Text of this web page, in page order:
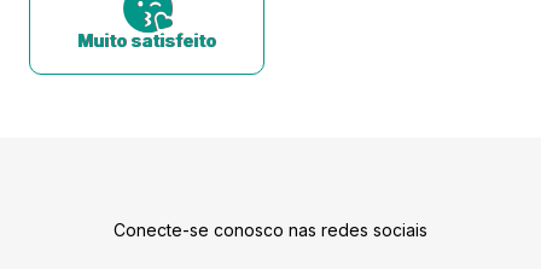
Muito satisfeito
Conecte-se conosco nas redes sociais